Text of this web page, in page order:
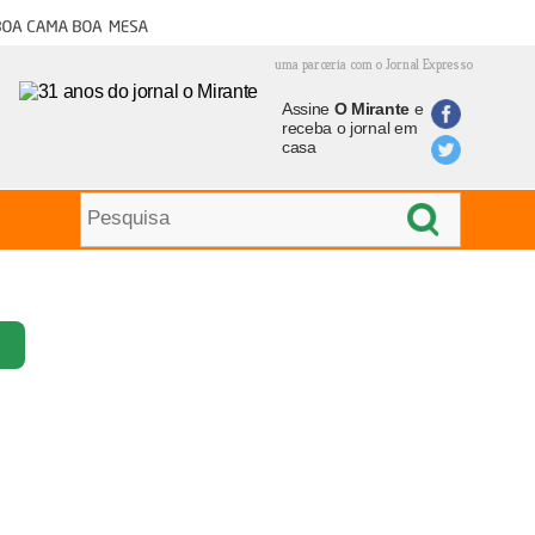
cama boa mesa
uma parceria com o Jornal Expresso
Assine O Mirantee
receba o jornal em
casa